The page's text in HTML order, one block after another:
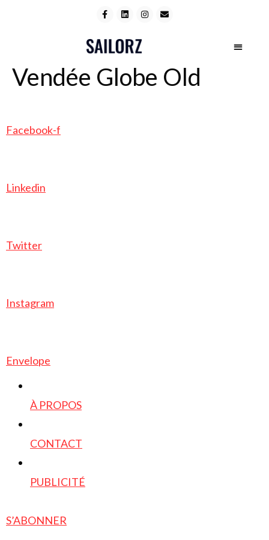
Vendée Globe Old
Facebook-f
Linkedin
Twitter
Instagram
Envelope
À PROPOS
CONTACT
PUBLICITÉ
S’ABONNER